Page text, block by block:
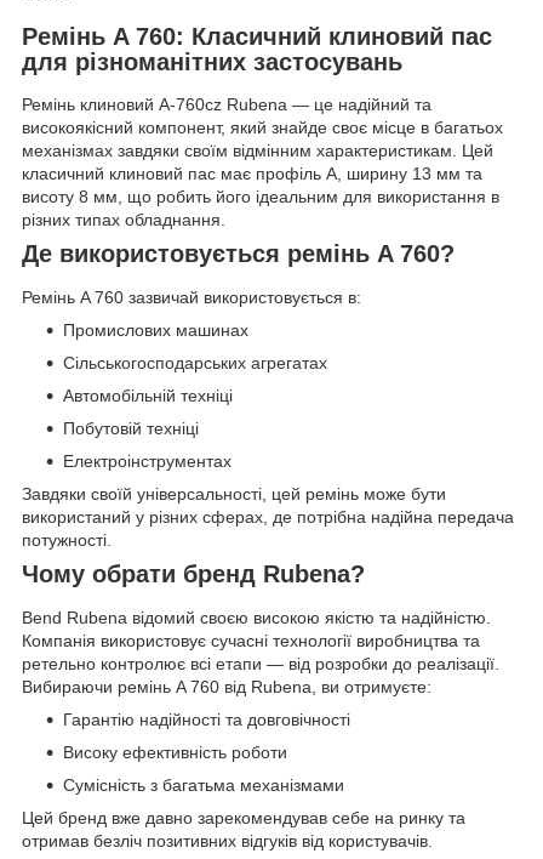
Ремінь A 760: Класичний клиновий пас
для різноманітних застосувань
Ремінь клиновий A-760cz Rubena — це надійний та
високоякісний компонент, який знайде своє місце в багатьох
механізмах завдяки своїм відмінним характеристикам. Цей
класичний клиновий пас має профіль A, ширину 13 мм та
висоту 8 мм, що робить його ідеальним для використання в
різних типах обладнання.
Де використовується ремінь A 760?
Ремінь A 760 зазвичай використовується в:
Промислових машинах
Сільськогосподарських агрегатах
Автомобільній техніці
Побутовій техніці
Електроінструментах
Завдяки своїй універсальності, цей ремінь може бути
використаний у різних сферах, де потрібна надійна передача
потужності.
Чому обрати бренд Rubena?
Bend Rubena відомий своєю високою якістю та надійністю.
Компанія використовує сучасні технології виробництва та
ретельно контролює всі етапи — від розробки до реалізації.
Вибираючи ремінь A 760 від Rubena, ви отримуєте:
Гарантію надійності та довговічності
Високу ефективність роботи
Сумісність з багатьма механізмами
Цей бренд вже давно зарекомендував себе на ринку та
отримав безліч позитивних відгуків від користувачів.